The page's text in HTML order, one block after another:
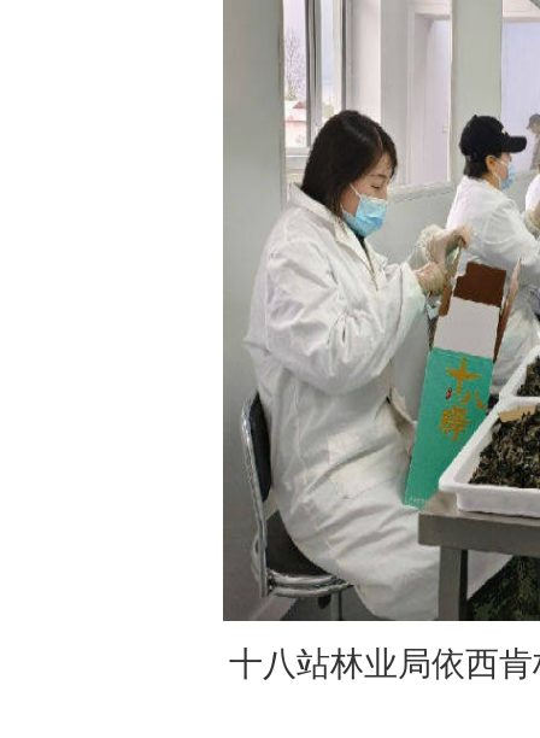
十八站林业局依西